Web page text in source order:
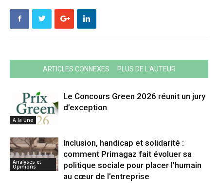
ARTICLES CONNEXES PLUS DE L'AUTEUR
A la Une
Le Concours Green 2026 réunit un jury
d’exception
Analyses et
Opinions
Inclusion, handicap et solidarité :
comment Primagaz fait évoluer sa
politique sociale pour placer l’humain
au cœur de l’entreprise